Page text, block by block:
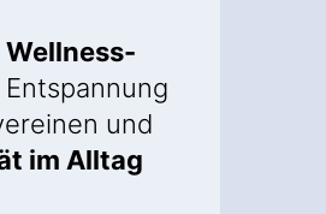
Wellness-
Entspannung
und
im Alltag